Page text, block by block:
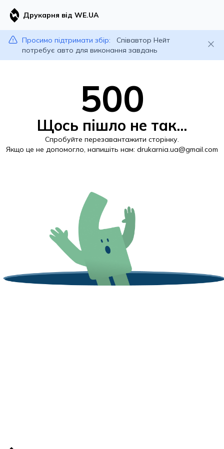
Друкарня від WE.UA
Просимо підтримати збір:
Співавтор Нейт
потребує авто для виконання завдань
500
Щось пішло не так...
Спробуйте перезавантажити сторінку.
Якщо це не допомогло, напишіть нам: drukarnia.ua@gmail.com